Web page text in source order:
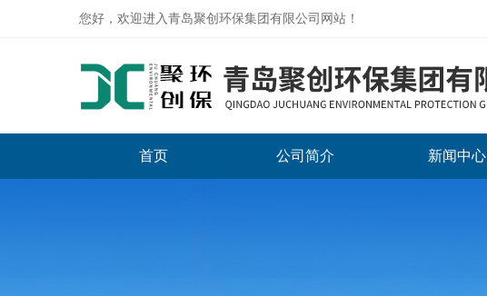
您好，欢迎进入青岛聚创环保集团有限公司网站！
首页 公司简介 新闻中心